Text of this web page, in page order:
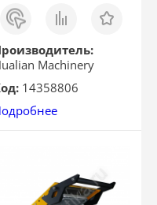
Заказ
в 1
клик
Сравнить Отложить
Machinery
14358806